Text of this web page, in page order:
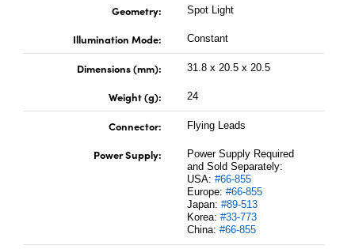
Geometry: Spot Light
Illumination Mode: Constant
Dimensions (mm): 31.8 x 20.5 x 20.5
Weight (g): 24
Connector: Flying Leads
Power Supply:
Power Supply Required
and Sold Separately:
USA: #66-855
Europe: #66-855
Japan: #89-513
Korea: #33-773
China: #66-855